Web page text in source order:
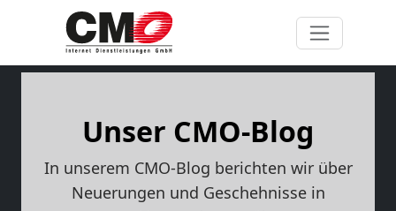
Unser CMO-Blog
In unserem CMO-Blog berichten wir über
Neuerungen und Geschehnisse in